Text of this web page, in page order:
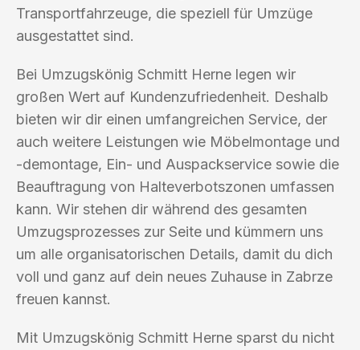
Transportfahrzeuge, die speziell für Umzüge
ausgestattet sind.
Bei Umzugskönig Schmitt Herne legen wir
großen Wert auf Kundenzufriedenheit. Deshalb
bieten wir dir einen umfangreichen Service, der
auch weitere Leistungen wie Möbelmontage und
-demontage, Ein- und Auspackservice sowie die
Beauftragung von Halteverbotszonen umfassen
kann. Wir stehen dir während des gesamten
Umzugsprozesses zur Seite und kümmern uns
um alle organisatorischen Details, damit du dich
voll und ganz auf dein neues Zuhause in Zabrze
freuen kannst.
Mit Umzugskönig Schmitt Herne sparst du nicht